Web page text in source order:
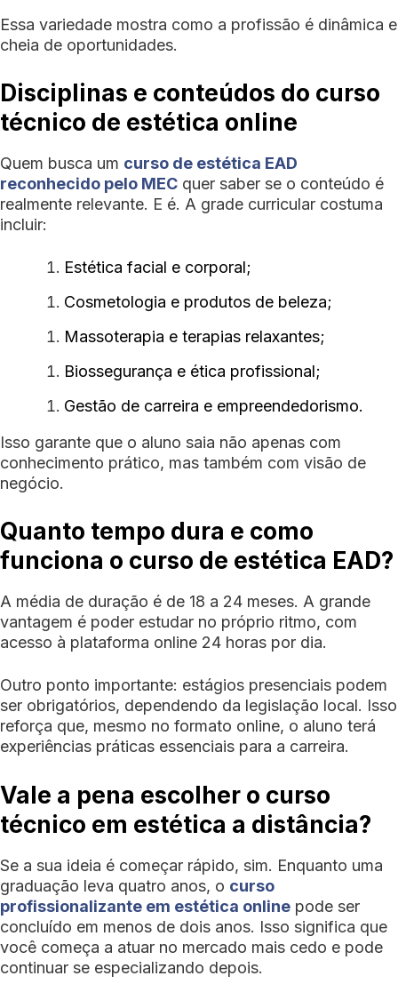
Essa variedade mostra como a profissão é dinâmica e
cheia de oportunidades.
Disciplinas e conteúdos do curso
técnico de estética online
Quem busca um curso de estética EAD
reconhecido pelo MEC quer saber se o conteúdo é
realmente relevante. E é. A grade curricular costuma
incluir:
Estética facial e corporal;
Cosmetologia e produtos de beleza;
Massoterapia e terapias relaxantes;
Biossegurança e ética profissional;
Gestão de carreira e empreendedorismo.
Isso garante que o aluno saia não apenas com
conhecimento prático, mas também com visão de
negócio.
Quanto tempo dura e como
funciona o curso de estética EAD?
A média de duração é de 18 a 24 meses. A grande
vantagem é poder estudar no próprio ritmo, com
acesso à plataforma online 24 horas por dia.
Outro ponto importante: estágios presenciais podem
ser obrigatórios, dependendo da legislação local. Isso
reforça que, mesmo no formato online, o aluno terá
experiências práticas essenciais para a carreira.
Vale a pena escolher o curso
técnico em estética a distância?
Se a sua ideia é começar rápido, sim. Enquanto uma
graduação leva quatro anos, o curso
profissionalizante em estética online pode ser
concluído em menos de dois anos. Isso significa que
você começa a atuar no mercado mais cedo e pode
continuar se especializando depois.